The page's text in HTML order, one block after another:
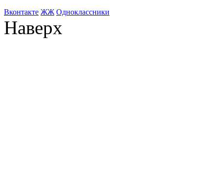
Bконтакте ЖЖ Одноклассники
Наверх